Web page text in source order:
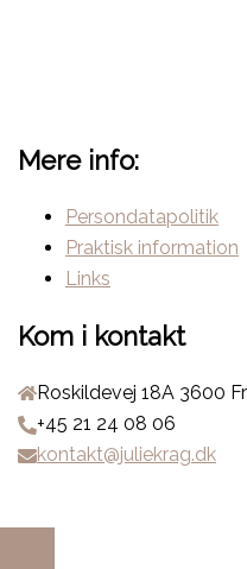
Mere info:
Persondatapolitik
Praktisk information
Links
Kom i kontakt
Roskildevej 18A 3600
+45 21 24 08 06
kontakt@juliekrag.dk